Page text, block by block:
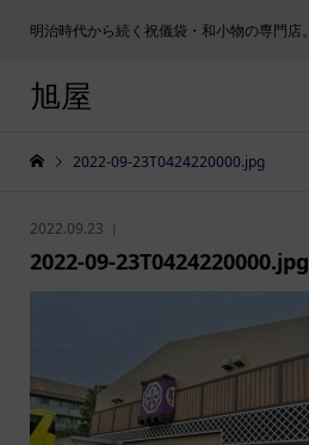
明治時代から続く祝儀袋・和小物の専門店。
旭屋
2022-09-23T0424220000.jpg
2022.09.23
2022-09-23T0424220000.jpg